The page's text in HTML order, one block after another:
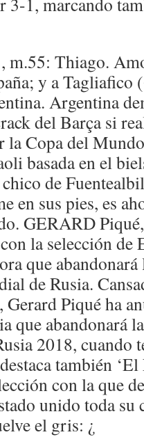
m.55: Thiago.
y a Tagliafico
Argentina
del Barça si
la Copa del
basada en el
de
en sus pies, es
GERARD
la selección de
que
de Rusia.
Gerard Piqué ha
que abandonará
2018, cuando
también
con la que
unido toda
el gris: ¿